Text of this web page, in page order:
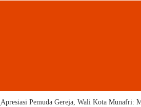
Apresiasi Pemuda Gereja, Wali Kota Munafri: